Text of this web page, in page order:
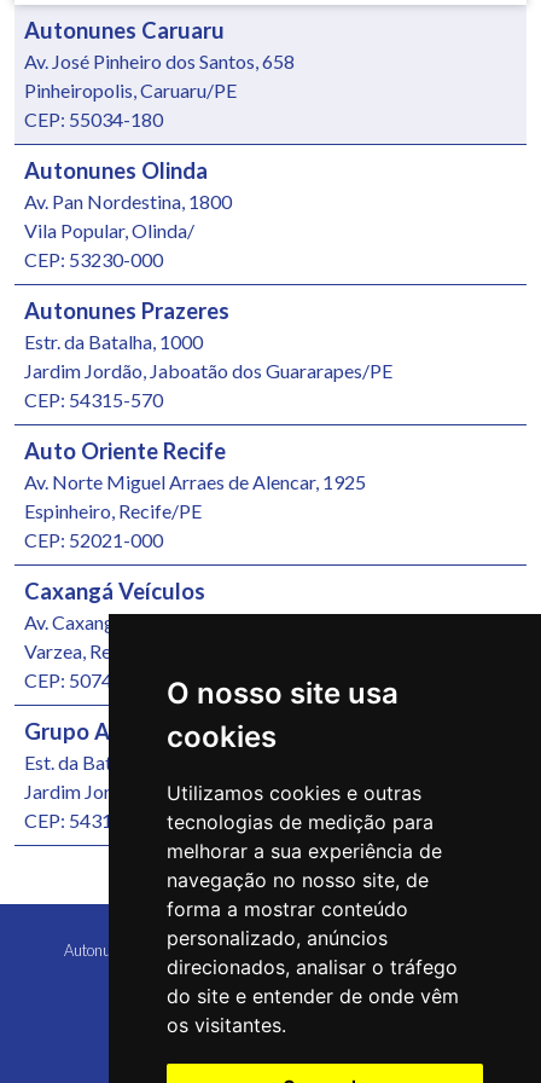
O nosso site usa
cookies
Utilizamos cookies e outras
tecnologias de medição para
melhorar a sua experiência de
navegação no nosso site, de
forma a mostrar conteúdo
personalizado, anúncios
direcionados, analisar o tráfego
do site e entender de onde vêm
os visitantes.
Autonunes Caruaru
Av. José Pinheiro dos Santos, 658
Pinheiropolis, Caruaru/PE
CEP: 55034-180
Autonunes Olinda
Av. Pan Nordestina, 1800
Vila Popular, Olinda/
CEP: 53230-000
Autonunes Prazeres
Estr. da Batalha, 1000
Jardim Jordão, Jaboatão dos Guararapes/PE
CEP: 54315-570
Auto Oriente Recife
Av. Norte Miguel Arraes de Alencar, 1925
Espinheiro, Recife/PE
CEP: 52021-000
Caxangá Veículos
Av. Caxangá, 4251
Varzea, Recife/PE
CEP: 50740-000
Grupo Autonunes Seminovos
Est. da Batalha, 1000
Jardim Jordão, Jaboatão dos Guararapes/PE
CEP: 54315-570
Autonunes Caruaru Copyright 2026 Todos os direitos reservados